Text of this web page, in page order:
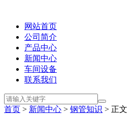
网站首页
公司简介
产品中心
新闻中心
车间设备
联系我们
首页 > 新闻中心 > 钢管知识 > 正文